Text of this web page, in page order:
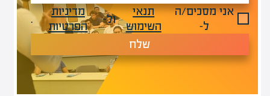
אני מסכים/ה
ל-
תנאי
השימוש
ול-
מדיניות
הפרטיות
.
שלח